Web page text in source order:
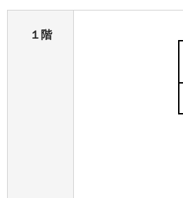
１階